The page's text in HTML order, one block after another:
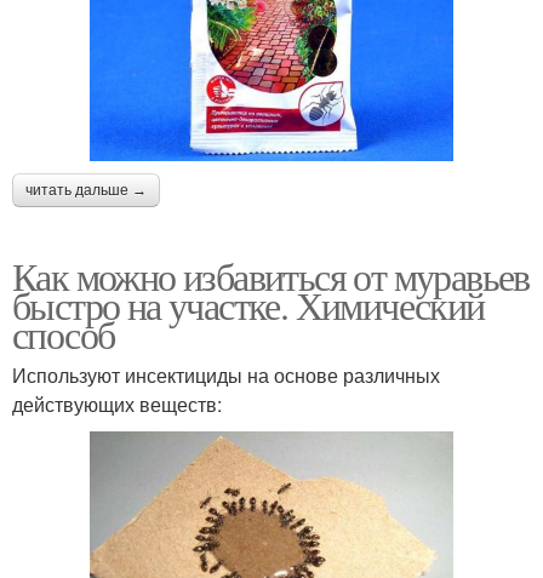
читать дальше →
Как можно избавиться от муравьев
быстро на участке. Химический
способ
Используют инсектициды на основе различных
действующих веществ: